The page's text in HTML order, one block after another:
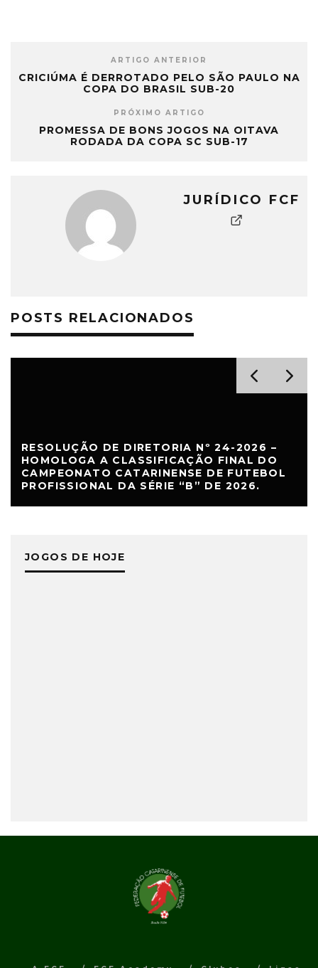
ARTIGO ANTERIOR
CRICIÚMA É DERROTADO PELO SÃO PAULO NA
COPA DO BRASIL SUB-20
PRÓXIMO ARTIGO
PROMESSA DE BONS JOGOS NA OITAVA
RODADA DA COPA SC SUB-17
JURÍDICO FCF
POSTS RELACIONADOS
RESOLUÇÃO DE DIRETORIA Nº 24-2026 –
HOMOLOGA A CLASSIFICAÇÃO FINAL DO
CAMPEONATO CATARINENSE DE FUTEBOL
PROFISSIONAL DA SÉRIE “B” DE 2026.
JOGOS DE HOJE